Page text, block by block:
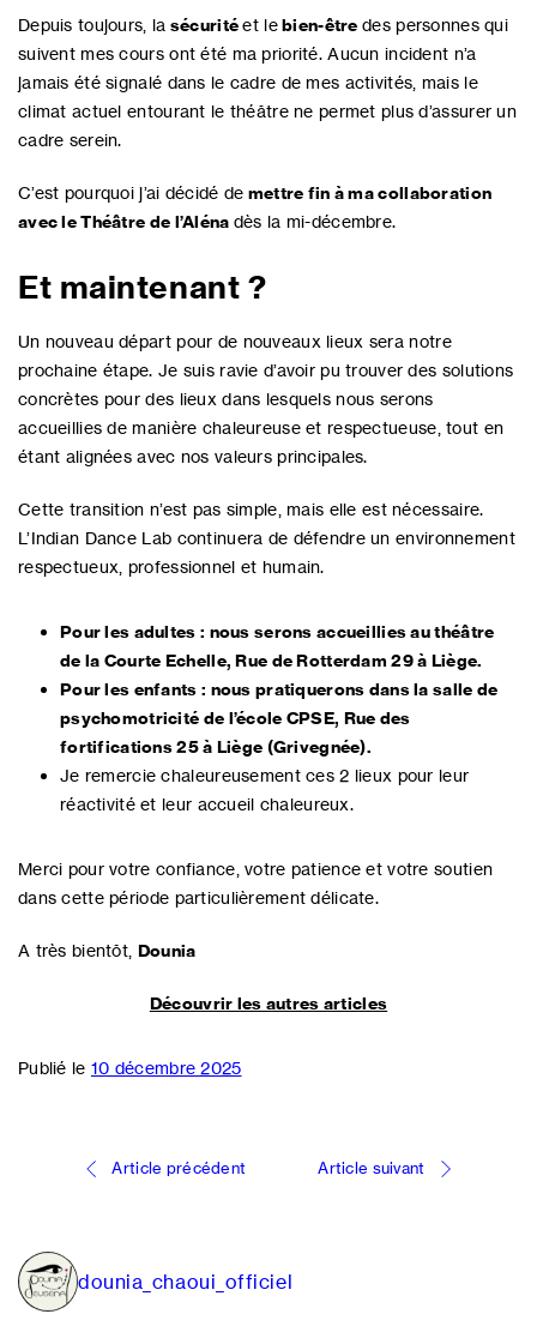
Depuis toujours, la sécuritéet lebien-être des personnes qui
suivent mes cours ont été ma priorité. Aucun incident n’a
jamais été signalé dans le cadre de mes activités, mais le
climat actuel entourant le théâtre ne permet plus d’assurer un
cadre serein.
C’est pourquoi j’ai décidé de mettre fin à ma collaboration
avec le Théâtre de l’Aléna dès la mi-décembre.
Et maintenant ?
Un nouveau départ pour de nouveaux lieux sera notre
prochaine étape. Je suis ravie d’avoir pu trouver des solutions
concrètes pour des lieux dans lesquels nous serons
accueillies de manière chaleureuse et respectueuse, tout en
étant alignées avec nos valeurs principales.
Cette transition n’est pas simple, mais elle est nécessaire.
L’Indian Dance Lab continuera de défendre un environnement
respectueux, professionnel et humain.
Pour les adultes : nous serons accueillies au théâtre
de la Courte Echelle, Rue de Rotterdam 29 à Liège.
Pour les enfants : nous pratiquerons dans la salle de
psychomotricité de l’école CPSE, Rue des
fortifications 25 à Liège (Grivegnée).
Je remercie chaleureusement ces 2 lieux pour leur
réactivité et leur accueil chaleureux.
Merci pour votre confiance, votre patience et votre soutien
dans cette période particulièrement délicate.
A très bientôt, Dounia
Découvrir les autres articles
Publié le 10 décembre 2025
Navigation
l’article
Article précédent Article suivant
dounia_chaoui_officiel